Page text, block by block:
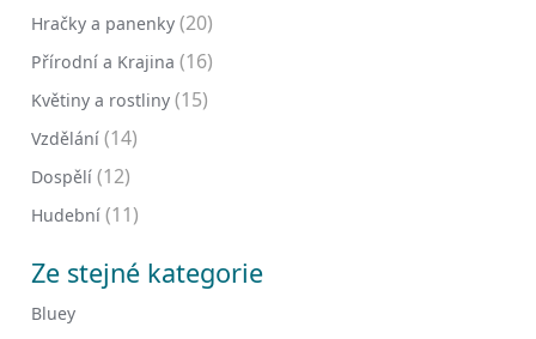
Hračky a panenky (20)
Přírodní a Krajina (16)
Květiny a rostliny (15)
Vzdělání (14)
Dospělí (12)
Hudební (11)
Ze stejné kategorie
Bluey